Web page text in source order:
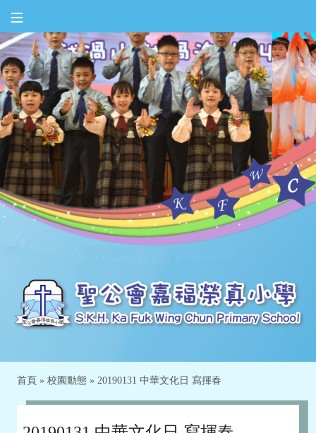
首頁 » 校園動態 » 20190131 中華文化日 寫揮春